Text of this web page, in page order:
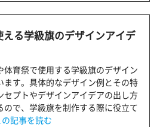
る学級旗のデザインアイデ
体育祭で使用する学級旗のデザイン
ます。具体的なデザイン例とその特
プトやデザインアイデアの出し方
ので、学級旗を制作する際に役立て
の記事を読む